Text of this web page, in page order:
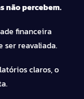
não percebem.
financeira
ser reavaliada.
claros, o